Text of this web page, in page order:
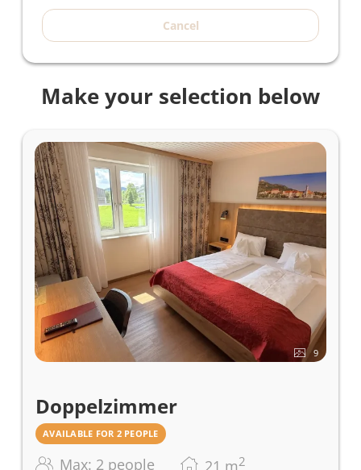
Cancel
Make your selection below
9
Doppelzimmer
AVAILABLE FOR 2 PEOPLE
Max: 2 people 21 m2